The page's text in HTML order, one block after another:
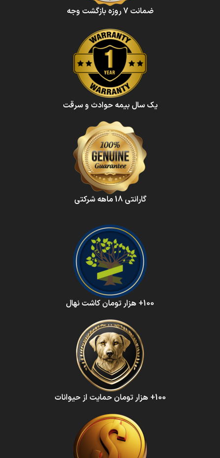
ضمانت 7 روزه بازگشت وجه
یک سال بیمه حوادث و سرقت
گارانتی 18 ماهه شرکتی
100+ هزار تومان کاشت نهال
100+ هزار تومان حمایت از حیوانات